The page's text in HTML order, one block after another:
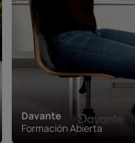
Davante
Formación Abierta